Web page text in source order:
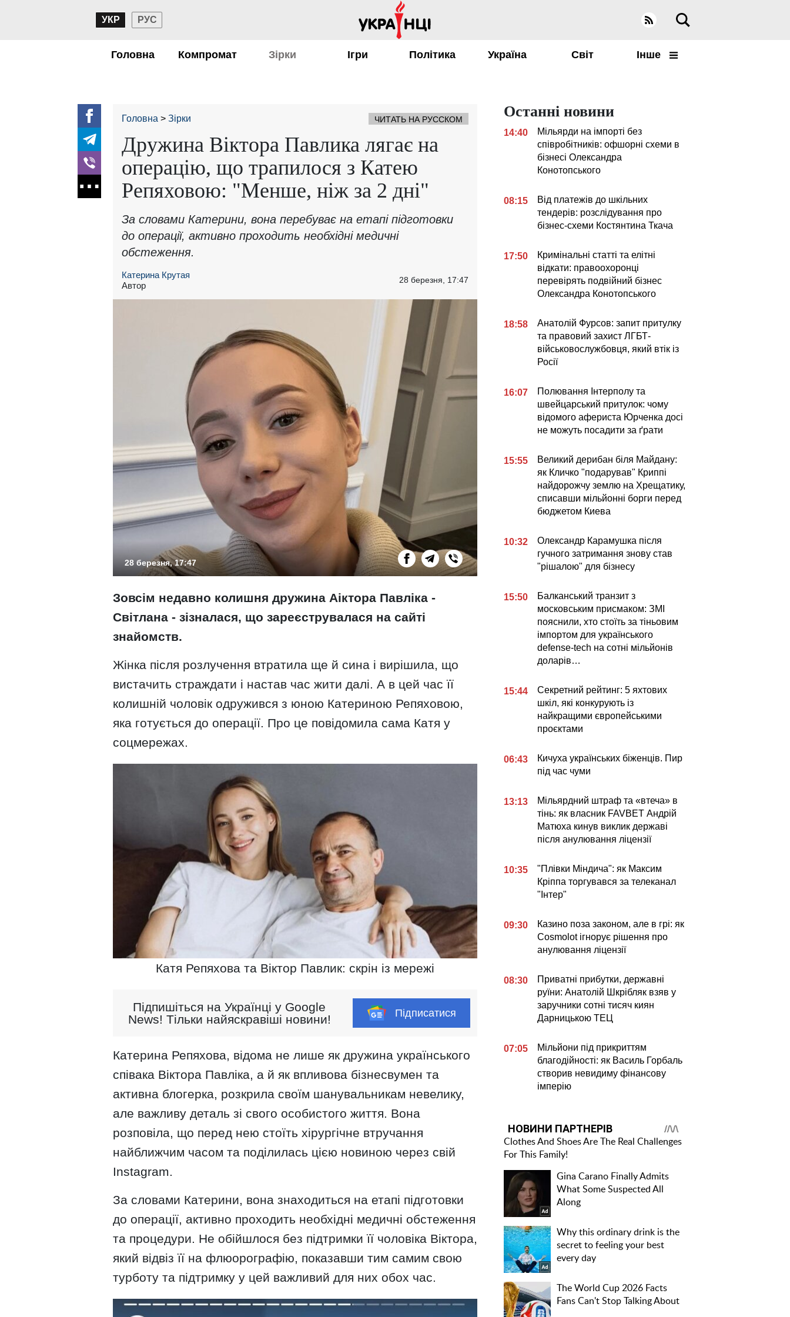
УКР РУС
Головна Компромат Зірки Ігри Політика Україна Світ Інше
Головна Зірки ЧИТАТЬ НА РУССКОМ
Дружина Віктора Павлика лягає на
операцію, що трапилося з Катею
Репяховою: "Менше, ніж за 2 дні"
За словами Катерини, вона перебуває на етапі підготовки
до операції, активно проходить необхідні медичні
обстеження.
Катерина Крутая
Автор
28 березня, 17:47
28 березня, 17:47
Зовсім недавно колишня дружина Аіктора Павліка -
Світлана - зізналася, що зареєструвалася на сайті
знайомств.
Жінка після розлучення втратила ще й сина і вирішила, що
вистачить страждати і настав час жити далі. А в цей час її
колишній чоловік одружився з юною Катериною Репяховою,
яка готується до операції. Про це повідомила сама Катя у
соцмережах.
Катя Репяхова та Віктор Павлик: скрін із мережі
Підпишіться на Українці у Google
News! Тільки найяскравіші новини!
Підписатися
Катерина Репяхова, відома не лише як дружина українського
співака Віктора Павліка, а й як впливова бізнесвумен та
активна блогерка, розкрила своїм шанувальникам невелику,
але важливу деталь зі свого особистого життя. Вона
розповіла, що перед нею стоїть хірургічне втручання
найближчим часом та поділилась цією новиною через свій
Instagram.
За словами Катерини, вона знаходиться на етапі підготовки
до операції, активно проходить необхідні медичні обстеження
та процедури. Не обійшлося без підтримки її чоловіка Віктора,
який відвіз її на флюорографію, показавши тим самим свою
турботу та підтримку у цей важливий для них обох час.
Останні новини
14:40
Мільярди на імпорті без
співробітників: офшорні схеми в
бізнесі Олександра
Конотопського
08:15
Від платежів до шкільних
тендерів: розслідування про
бізнес-схеми Костянтина Ткача
17:50
Кримінальні статті та елітні
відкати: правоохоронці
перевірять подвійний бізнес
Олександра Конотопського
18:58
Анатолій Фурсов: запит притулку
та правовий захист ЛГБТ-
військовослужбовця, який втік із
Росії
16:07
Полювання Інтерполу та
швейцарський притулок: чому
відомого афериста Юрченка досі
не можуть посадити за ґрати
15:55
Великий дерибан біля Майдану:
як Кличко "подарував" Криппі
найдорожчу землю на Хрещатику,
списавши мільйонні борги перед
бюджетом Киева
10:32
Олександр Карамушка після
гучного затримання знову став
"рішалою" для бізнесу
15:50
Балканський транзит з
московським присмаком: ЗМІ
пояснили, хто стоїть за тіньовим
імпортом для українського
defense-tech на сотні мільйонів
доларів…
15:44
Секретний рейтинг: 5 яхтових
шкіл, які конкурують із
найкращими європейськими
проєктами
06:43
Кичуха українських біженців. Пир
під час чуми
13:13
Мільярдний штраф та «втеча» в
тінь: як власник FAVBET Андрій
Матюха кинув виклик державі
після анулювання ліцензії
10:35
"Плівки Міндича": як Максим
Кріппа торгувався за телеканал
"Інтер"
09:30
Казино поза законом, але в грі: як
Cosmolot ігнорує рішення про
анулювання ліцензії
08:30
Приватні прибутки, державні
руїни: Анатолій Шкрібляк взяв у
заручники сотні тисяч киян
Дарницькою ТЕЦ
07:05
Мільйони під прикриттям
благодійності: як Василь Горбаль
створив невидиму фінансову
імперію